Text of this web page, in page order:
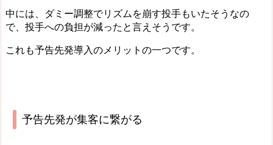
中には、ダミー調整でリズムを崩す投手もいたそうなの
で、投手への負担が減ったと言えそうです。
これも予告先発導入のメリットの一つです。
予告先発が集客に繋がる